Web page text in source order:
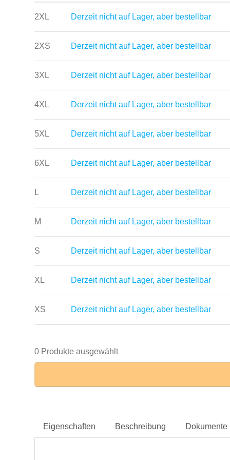
2XL Derzeit nicht auf Lager, aber bestellbar
2XS Derzeit nicht auf Lager, aber bestellbar
3XL Derzeit nicht auf Lager, aber bestellbar
4XL Derzeit nicht auf Lager, aber bestellbar
5XL Derzeit nicht auf Lager, aber bestellbar
6XL Derzeit nicht auf Lager, aber bestellbar
L Derzeit nicht auf Lager, aber bestellbar
M Derzeit nicht auf Lager, aber bestellbar
S Derzeit nicht auf Lager, aber bestellbar
XL Derzeit nicht auf Lager, aber bestellbar
XS Derzeit nicht auf Lager, aber bestellbar
0 Produkte ausgewählt
Eigenschaften Beschreibung Dokumente